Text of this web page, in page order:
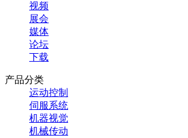
视频
展会
媒体
论坛
下载
产品分类
运动控制
伺服系统
机器视觉
机械传动